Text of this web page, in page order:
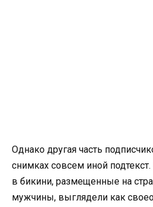
Однако другая часть
снимках совсем иной
в бикини, размещенные на
мужчины, выглядели как